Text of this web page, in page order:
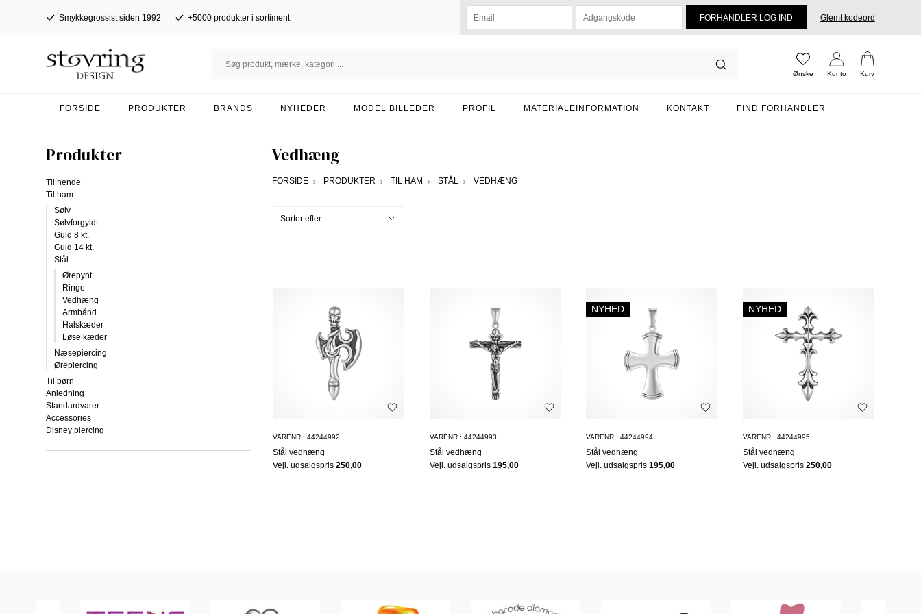
Smykkegrossist siden 1992 +5000 produkter i sortiment Glemt kodeord
Ønske Konto Kurv
FORSIDE PRODUKTER BRANDS NYHEDER MODEL BILLEDER PROFIL MATERIALEINFORMATION KONTAKT FIND FORHANDLER
Produkter
Til hende
Til ham
Sølv
Sølvforgyldt
Guld 8 kt.
Guld 14 kt.
Stål
Ørepynt
Ringe
Vedhæng
Armbånd
Halskæder
Løse kæder
Næsepiercing
Ørepiercing
Til børn
Anledning
Standardvarer
Accessories
Disney piercing
Vedhæng
FORSIDE PRODUKTER TIL HAM STÅL VEDHÆNG
VARENR.: 44244992
Stål vedhæng
Vejl. udsalgspris 250,00
VARENR.: 44244993
Stål vedhæng
Vejl. udsalgspris 195,00
NYHED
VARENR.: 44244994
Stål vedhæng
Vejl. udsalgspris195,00
NYHED
VARENR.: 44244995
Stål vedhæng
Vejl. udsalgspris 250,00